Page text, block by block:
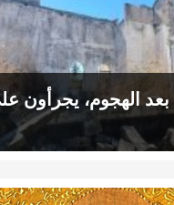
الهجوم، يجرأون